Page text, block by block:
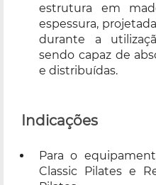
estrutura em
espessura,
durante a
sendo capaz de
e distribuídas.
Indicações
Para o
Classic Pilates e